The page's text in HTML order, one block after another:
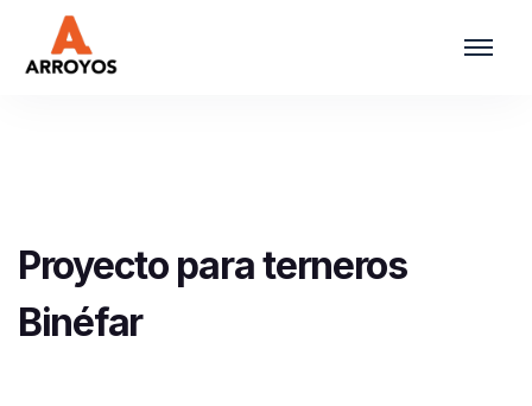
Proyecto para terneros
Binéfar